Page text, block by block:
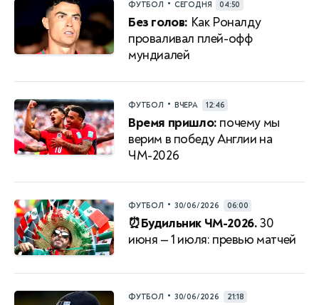
ФУТБОЛ • СЕГОДНЯ 04:50
Без голов: Как Роналду
проваливал плей-офф
мундиалей
ФУТБОЛ • ВЧЕРА 12:46
Время пришло: почему мы
верим в победу Англии на
ЧМ-2026
ФУТБОЛ • 30/06/2026 06:00
⏰Будильник ЧМ-2026.30
июня — 1 июля: превью матчей
ФУТБОЛ • 30/06/2026 21:18